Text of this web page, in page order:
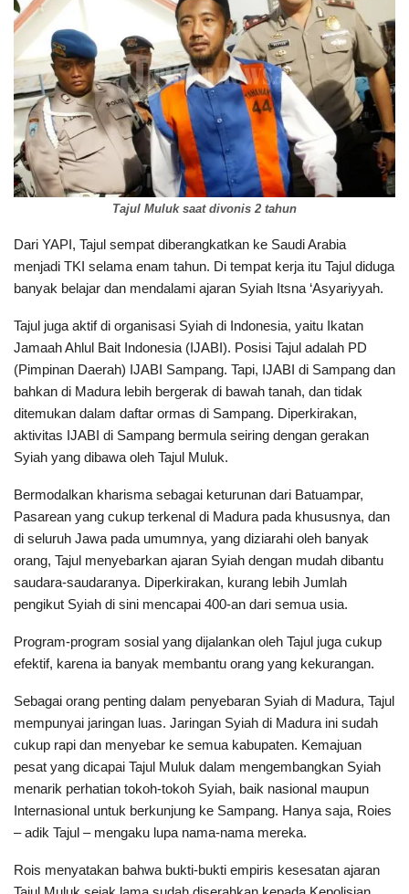
Tajul Muluk saat divonis 2 tahun
Dari YAPI, Tajul sempat diberangkatkan ke Saudi Arabia
menjadi TKI selama enam tahun. Di tempat kerja itu Tajul diduga
banyak belajar dan mendalami ajaran Syiah Itsna ‘Asyariyyah.
Tajul juga aktif di organisasi Syiah di Indonesia, yaitu Ikatan
Jamaah Ahlul Bait Indonesia (IJABI). Posisi Tajul adalah PD
(Pimpinan Daerah) IJABI Sampang. Tapi, IJABI di Sampang dan
bahkan di Madura lebih bergerak di bawah tanah, dan tidak
ditemukan dalam daftar ormas di Sampang. Diperkirakan,
aktivitas IJABI di Sampang bermula seiring dengan gerakan
Syiah yang dibawa oleh Tajul Muluk.
Bermodalkan kharisma sebagai keturunan dari Batuampar,
Pasarean yang cukup terkenal di Madura pada khususnya, dan
di seluruh Jawa pada umumnya, yang diziarahi oleh banyak
orang, Tajul menyebarkan ajaran Syiah dengan mudah dibantu
saudara-saudaranya. Diperkirakan, kurang lebih Jumlah
pengikut Syiah di sini mencapai 400-an dari semua usia.
Program-program sosial yang dijalankan oleh Tajul juga cukup
efektif, karena ia banyak membantu orang yang kekurangan.
Sebagai orang penting dalam penyebaran Syiah di Madura, Tajul
mempunyai jaringan luas. Jaringan Syiah di Madura ini sudah
cukup rapi dan menyebar ke semua kabupaten. Kemajuan
pesat yang dicapai Tajul Muluk dalam mengembangkan Syiah
menarik perhatian tokoh-tokoh Syiah, baik nasional maupun
Internasional untuk berkunjung ke Sampang. Hanya saja, Roies
– adik Tajul – mengaku lupa nama-nama mereka.
Rois menyatakan bahwa bukti-bukti empiris kesesatan ajaran